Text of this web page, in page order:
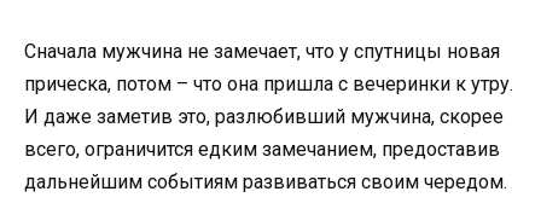
Сначала мужчина не замечает, что у спутницы новая
прическа, потом – что она пришла с вечеринки к утру.
И даже заметив это, разлюбивший мужчина, скорее
всего, ограничится едким замечанием, предоставив
дальнейшим событиям развиваться своим чередом.